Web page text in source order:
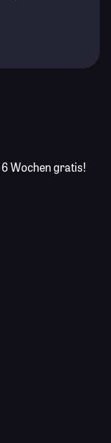
6 Wochen gratis!